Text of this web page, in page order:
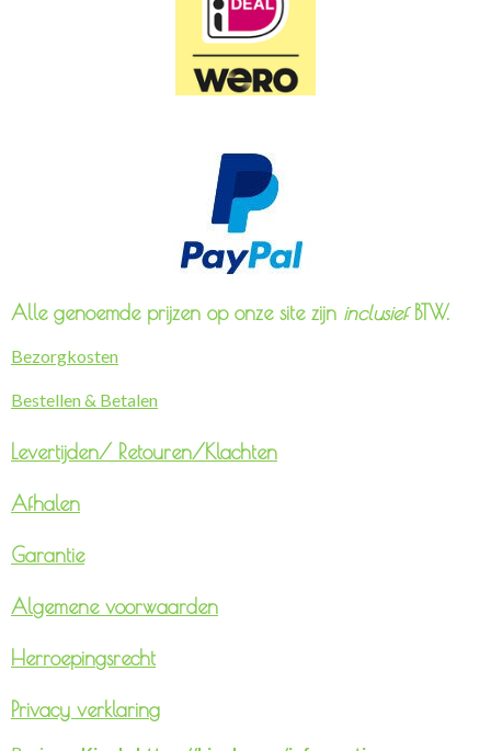
Alle genoemde prijzen op onze site zijn inclusiefBTW.
Bezorgkosten
Bestellen & Betalen
Levertijden/ Retouren/Klachten
Afhalen
Garantie
Algemene voorwaarden
Herroepingsrecht
Privacy verklaring